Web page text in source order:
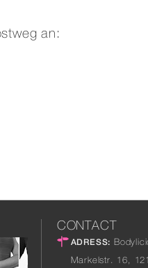
an:
CONTACT
ADRESS:
Markelstr. 16,